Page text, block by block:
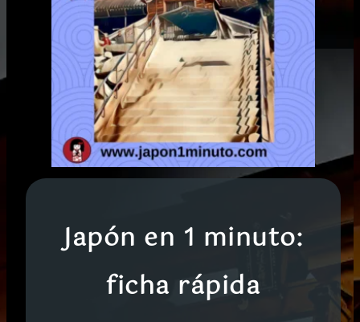
Japón en 1 minuto:
ficha rápida